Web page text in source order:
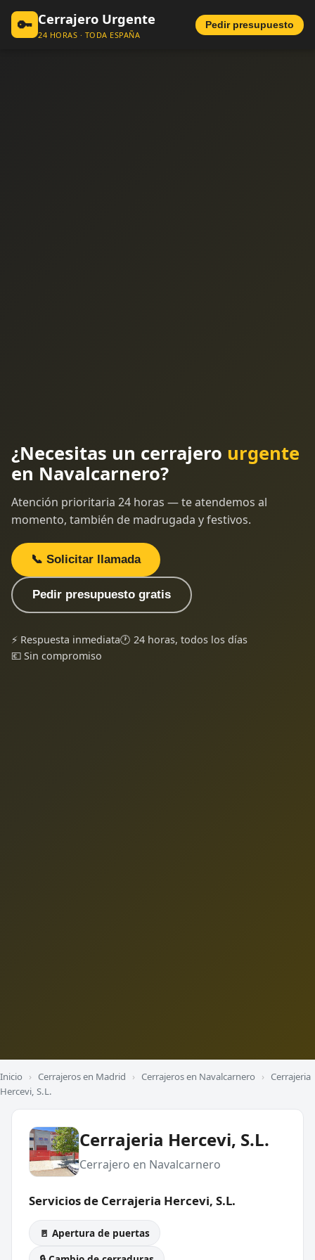
🔑 Cerrajero Urgente
24 HORAS · TODA ESPAÑA
Pedir presupuesto
¿Necesitas un cerrajero urgente
en Navalcarnero?
Atención prioritaria 24 horas — te atendemos al
momento, también de madrugada y festivos.
📞 Solicitar llamada
Pedir presupuesto gratis
⚡ Respuesta inmediata🕐 24 horas, todos los días
💶 Sin compromiso
Inicio › Cerrajeros en Madrid › Cerrajeros en Navalcarnero › Cerrajeria
Hercevi, S.L.
Cerrajeria Hercevi, S.L.
Cerrajero en Navalcarnero
Servicios de Cerrajeria Hercevi, S.L.
🚪 Apertura de puertas